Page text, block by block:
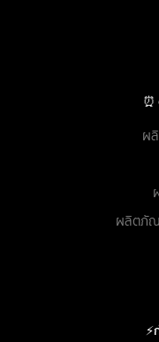
ผ
ผลิตภัณ